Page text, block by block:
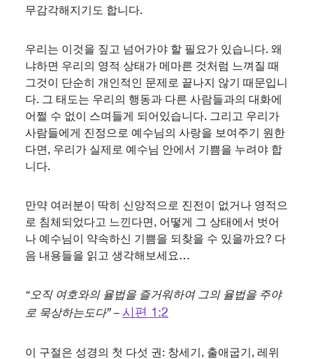
무감각해지기도 합니다.
우리는 이것을 짚고 넘어가야 할 필요가 있습니다. 왜
냐하면 우리의 영적 상태가 메마른 것처럼 느껴질 때
그것이 단순히 개인적인 문제로 끝나지 않기 때문입니
다. 그 태도는 우리의 행동과 다른 사람들과의 대화에
어쩔 수 없이 스며들게 되어있습니다. 그리고 우리가
사람들에게 진정으로 예수님의 사랑을 보여주기 원한
다면, 우리가 실제로 예수님 안에서 기쁨을 누려야 합
니다.
만약 여러분이 딱히 신앙적으로 진전이 없거나 영적으
로 침체되었다고 느낀다면, 어떻게 그 상태에서 벗어
나 예수님이 약속하신 기쁨을 되찾을 수 있을까요? 다
음 내용들을 읽고 생각해보세요…
“오직 여호와의 율법을 즐거워하여 그의 율법을 주야
로 묵상하는도다” – 시편 1:2
이 구절은 성경의 첫 다섯 권: 창세기, 출애굽기, 레위